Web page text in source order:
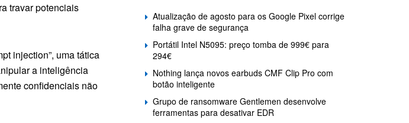
travar potenciais
injection”, uma tática
a inteligência
confidenciais não
Atualização de agosto para os Google Pixel corrige
falha grave de segurança
Portátil Intel N5095: preço tomba de 999€ para
294€
Nothing lança novos earbuds CMF Clip Pro com
botão inteligente
Grupo de ransomware Gentlemen desenvolve
ferramentas para desativar EDR